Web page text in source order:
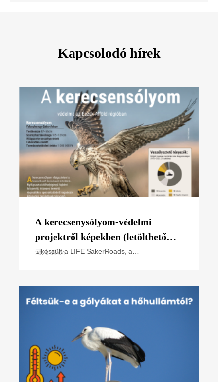
Kapcsolodó hírek
A kerecsenysólyom-védelmi
projektről képekben (letölthető
poszter)
Elkészült a LIFE SakerRoads, a
2026.08.04